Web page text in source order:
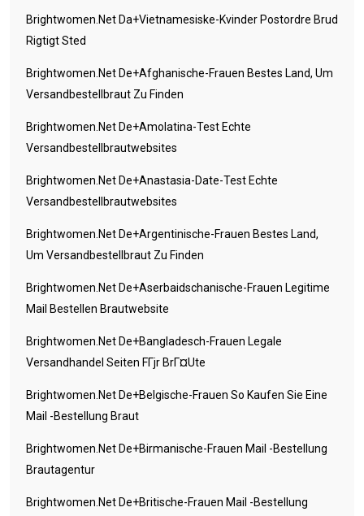
Brightwomen.net Da+vietnamesiske-Kvinder Postordre Brud
Rigtigt Sted
Brightwomen.net De+afghanische-Frauen Bestes Land, Um
Versandbestellbraut Zu Finden
Brightwomen.net De+amolatina-Test Echte
Versandbestellbrautwebsites
Brightwomen.net De+anastasia-Date-Test Echte
Versandbestellbrautwebsites
Brightwomen.net De+argentinische-Frauen Bestes Land,
Um Versandbestellbraut Zu Finden
Brightwomen.net De+aserbaidschanische-Frauen Legitime
Mail Bestellen Brautwebsite
Brightwomen.net De+bangladesch-Frauen Legale
Versandhandel Seiten FГјr BrГ¤ute
Brightwomen.net De+belgische-Frauen So Kaufen Sie Eine
Mail -Bestellung Braut
Brightwomen.net De+birmanische-Frauen Mail -Bestellung
Brautagentur
Brightwomen.net De+britische-Frauen Mail -Bestellung